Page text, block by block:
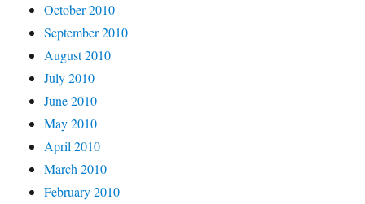
October 2010
September 2010
August 2010
July 2010
June 2010
May 2010
April 2010
March 2010
February 2010